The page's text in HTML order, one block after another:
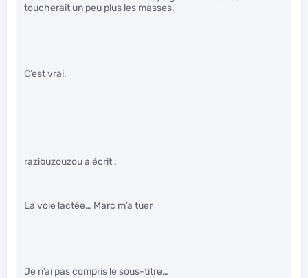
toucherait un peu plus les masses.
C’est vrai.
razibuzouzou a écrit :
La voie lactée… Marc m’a tuer
Je n’ai pas compris le sous-titre…